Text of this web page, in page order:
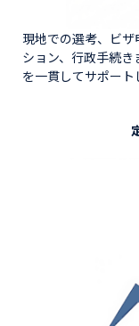
現地での選考、ビ
ション、行政手続
を一貫してサポート